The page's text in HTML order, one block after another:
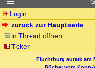
Login
zurück zur Hauptseite
in Thread öffnen
Ticker
Fluchtburg autark am